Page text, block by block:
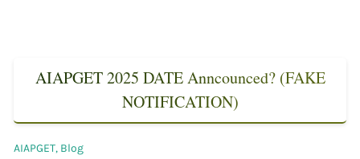
AIAPGET 2025 DATE Anncounced? (FAKE
NOTIFICATION)
AIAPGET, Blog